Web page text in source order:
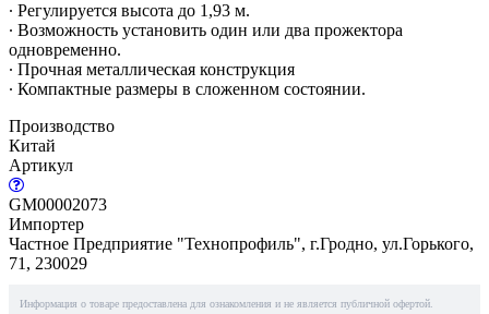
∙ Регулируется высота до 1,93 м.
∙ Возможность установить один или два прожектора
одновременно.
∙ Прочная металлическая конструкция
∙ Компактные размеры в сложенном состоянии.
Производство
Китай
Артикул
GM00002073
Импортер
Частное Предприятие "Технопрофиль", г.Гродно, ул.Горького,
71, 230029
Информация о товаре предоставлена для ознакомления и не является публичной офертой.